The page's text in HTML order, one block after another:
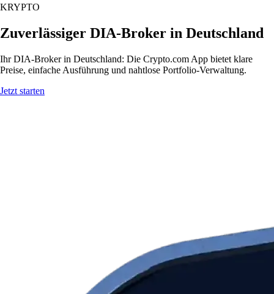
KRYPTO
Zuverlässiger DIA-Broker in Deutschland
Ihr DIA-Broker in Deutschland: Die Crypto.com App bietet klare
Preise, einfache Ausführung und nahtlose Portfolio-Verwaltung.
Jetzt starten